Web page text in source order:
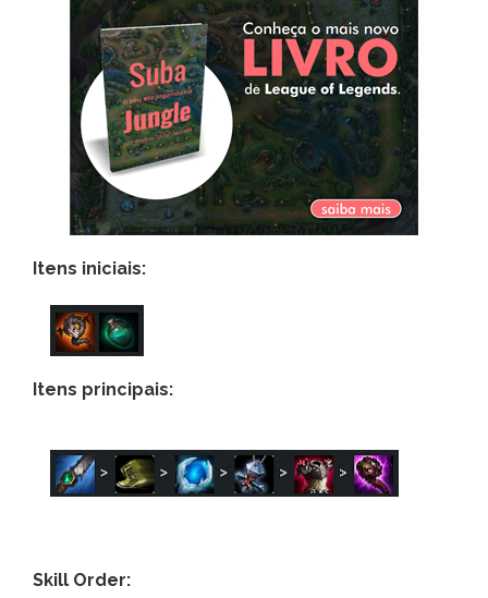
Itens iniciais:
Itens principais:
Skill Order: